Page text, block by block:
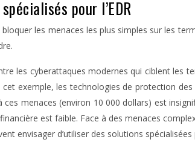
pour l’EDR
les menaces les plus simples sur les
les cyberattaques modernes qui ciblent les
exemple, les technologies de protection
ces menaces (environ 10 000 dollars) est
est faible. Face à des menaces
envisager d’utiliser des solutions